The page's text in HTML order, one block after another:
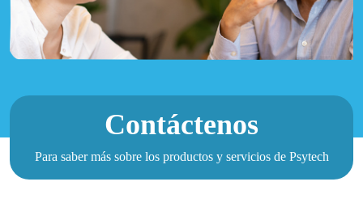
Contáctenos
Para saber más sobre los productos y servicios de Psytech